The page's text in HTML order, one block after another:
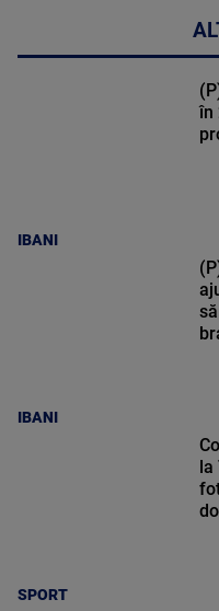
IBANI
în
IBANI
SPORT
la